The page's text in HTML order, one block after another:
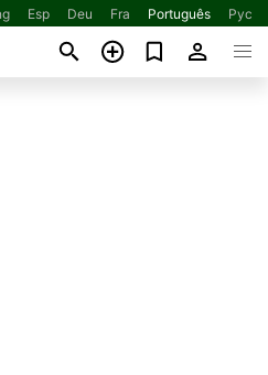
Esp Deu Fra Português Рус